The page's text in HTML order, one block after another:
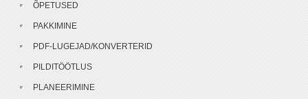
ÕPETUSED
PAKKIMINE
PDF-LUGEJAD/KONVERTERID
PILDITÖÖTLUS
PLANEERIMINE